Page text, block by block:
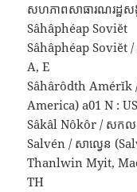
សហភាពសាធារណរដ្ឋ
Sâhâphéap Soviĕt
Sâhâphéap Soviĕt
A, E
Sâhârôdth Amérĭk
America) a01 N : US
Sâkâl Nôkôr / សកល
Salvén / សាល្វេន
Thanlwin Myit,
TH